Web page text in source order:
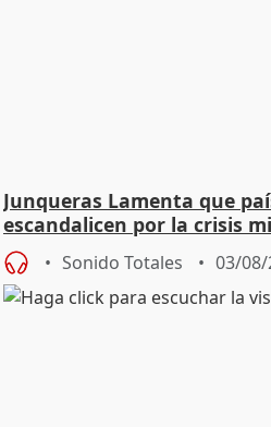
Junqueras Lamenta que
escandalicen por la crisis
Sonido Totales 03/08/